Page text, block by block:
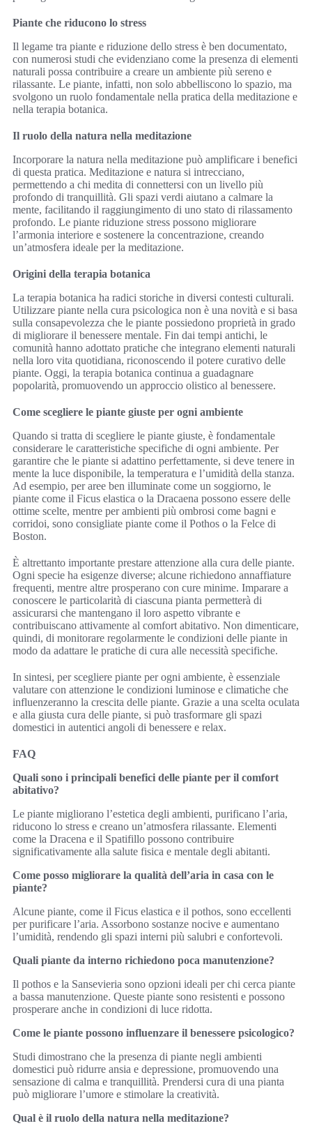
Piante che riducono lo stress
Il legame tra piante e riduzione dello stress è ben documentato,
con numerosi studi che evidenziano come la presenza di elementi
naturali possa contribuire a creare un ambiente più sereno e
rilassante. Le piante, infatti, non solo abbelliscono lo spazio, ma
svolgono un ruolo fondamentale nella pratica della meditazione e
nella terapia botanica.
Il ruolo della natura nella meditazione
Incorporare la natura nella meditazione può amplificare i benefici
di questa pratica. Meditazione e natura si intrecciano,
permettendo a chi medita di connettersi con un livello più
profondo di tranquillità. Gli spazi verdi aiutano a calmare la
mente, facilitando il raggiungimento di uno stato di rilassamento
profondo. Le piante riduzione stress possono migliorare
l’armonia interiore e sostenere la concentrazione, creando
un’atmosfera ideale per la meditazione.
Origini della terapia botanica
La terapia botanica ha radici storiche in diversi contesti culturali.
Utilizzare piante nella cura psicologica non è una novità e si basa
sulla consapevolezza che le piante possiedono proprietà in grado
di migliorare il benessere mentale. Fin dai tempi antichi, le
comunità hanno adottato pratiche che integrano elementi naturali
nella loro vita quotidiana, riconoscendo il potere curativo delle
piante. Oggi, la terapia botanica continua a guadagnare
popolarità, promuovendo un approccio olistico al benessere.
Come scegliere le piante giuste per ogni ambiente
Quando si tratta di scegliere le piante giuste, è fondamentale
considerare le caratteristiche specifiche di ogni ambiente. Per
garantire che le piante si adattino perfettamente, si deve tenere in
mente la luce disponibile, la temperatura e l’umidità della stanza.
Ad esempio, per aree ben illuminate come un soggiorno, le
piante come il Ficus elastica o la Dracaena possono essere delle
ottime scelte, mentre per ambienti più ombrosi come bagni e
corridoi, sono consigliate piante come il Pothos o la Felce di
Boston.
È altrettanto importante prestare attenzione alla cura delle piante.
Ogni specie ha esigenze diverse; alcune richiedono annaffiature
frequenti, mentre altre prosperano con cure minime. Imparare a
conoscere le particolarità di ciascuna pianta permetterà di
assicurarsi che mantengano il loro aspetto vibrante e
contribuiscano attivamente al comfort abitativo. Non dimenticare,
quindi, di monitorare regolarmente le condizioni delle piante in
modo da adattare le pratiche di cura alle necessità specifiche.
In sintesi, per scegliere piante per ogni ambiente, è essenziale
valutare con attenzione le condizioni luminose e climatiche che
influenzeranno la crescita delle piante. Grazie a una scelta oculata
e alla giusta cura delle piante, si può trasformare gli spazi
domestici in autentici angoli di benessere e relax.
FAQ
Quali sono i principali benefici delle piante per il comfort
abitativo?
Le piante migliorano l’estetica degli ambienti, purificano l’aria,
riducono lo stress e creano un’atmosfera rilassante. Elementi
come la Dracena e il Spatifillo possono contribuire
significativamente alla salute fisica e mentale degli abitanti.
Come posso migliorare la qualità dell’aria in casa con le
piante?
Alcune piante, come il Ficus elastica e il pothos, sono eccellenti
per purificare l’aria. Assorbono sostanze nocive e aumentano
l’umidità, rendendo gli spazi interni più salubri e confortevoli.
Quali piante da interno richiedono poca manutenzione?
Il pothos e la Sansevieria sono opzioni ideali per chi cerca piante
a bassa manutenzione. Queste piante sono resistenti e possono
prosperare anche in condizioni di luce ridotta.
Come le piante possono influenzare il benessere psicologico?
Studi dimostrano che la presenza di piante negli ambienti
domestici può ridurre ansia e depressione, promuovendo una
sensazione di calma e tranquillità. Prendersi cura di una pianta
può migliorare l’umore e stimolare la creatività.
Qual è il ruolo della natura nella meditazione?